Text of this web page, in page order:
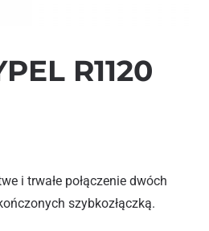
R1120
i trwałe połączenie dwóch
szybkozłączką.